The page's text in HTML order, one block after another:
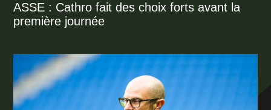
ASSE : Cathro fait des choix forts avant la
première journée